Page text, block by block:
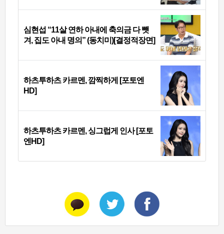
심현섭 “11살 연하 아내에 축의금 다 뺏
겨, 집도 아내 명의” (동치미)[결정적장면]
하츠투하츠 카르멘, 깜찍하게 [포토엔
HD]
하츠투하츠 카르멘, 싱그럽게 인사 [포토
엔HD]